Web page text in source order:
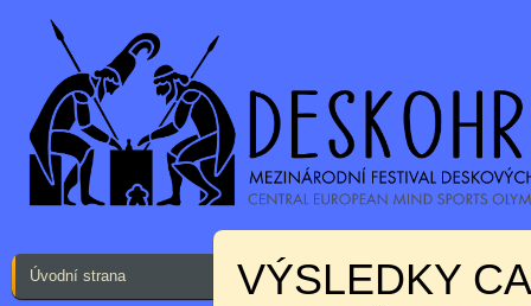
Úvodní strana
VÝSLEDKY